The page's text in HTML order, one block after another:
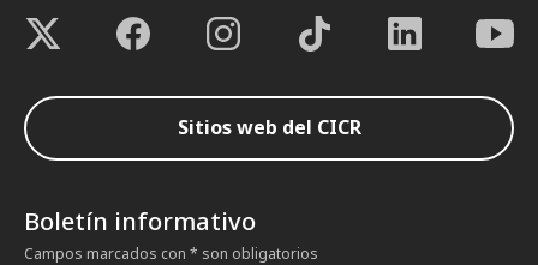
Sitios web del CICR
Boletín informativo
Campos marcados con * son obligatorios